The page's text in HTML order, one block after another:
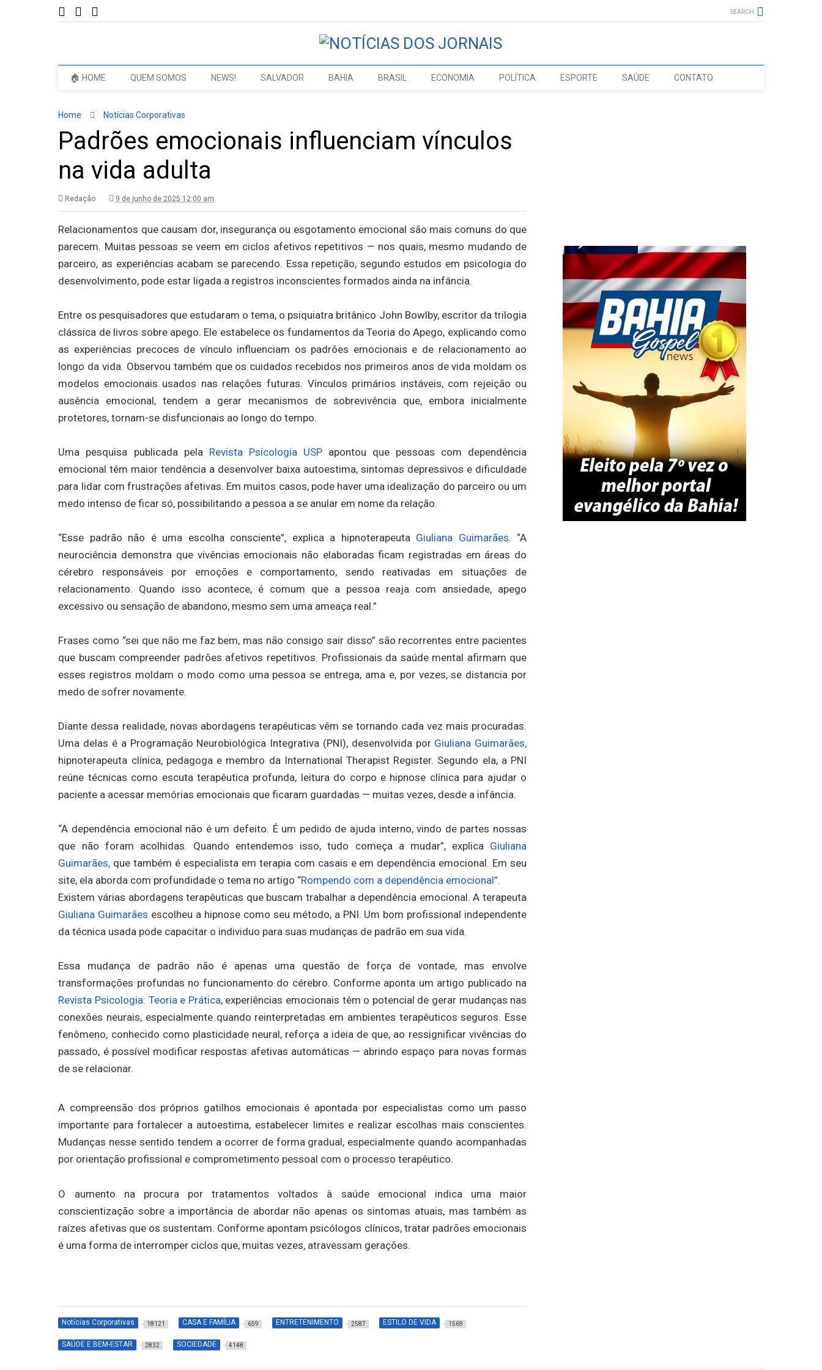
SEARCH
🏠 HOME QUEM SOMOS NEWS! SALVADOR BAHIA BRASIL ECONOMIA POLÍTICA ESPORTE SAÚDE CONTATO
Home Notícias Corporativas
Padrões emocionais influenciam vínculos
na vida adulta
Redação 9 de junho de 2025 12:00 am
Relacionamentos que causam dor, insegurança ou esgotamento emocional são mais comuns do que
parecem. Muitas pessoas se veem em ciclos afetivos repetitivos — nos quais, mesmo mudando de
parceiro, as experiências acabam se parecendo. Essa repetição, segundo estudos em psicologia do
desenvolvimento, pode estar ligada a registros inconscientes formados ainda na infância.
Entre os pesquisadores que estudaram o tema, o psiquiatra britânico John Bowlby, escritor da trilogia
clássica de livros sobre apego. Ele estabelece os fundamentos da Teoria do Apego, explicando como
as experiências precoces de vínculo influenciam os padrões emocionais e de relacionamento ao
longo da vida. Observou também que os cuidados recebidos nos primeiros anos de vida moldam os
modelos emocionais usados nas relações futuras. Vínculos primários instáveis, com rejeição ou
ausência emocional, tendem a gerar mecanismos de sobrevivência que, embora inicialmente
protetores, tornam-se disfuncionais ao longo do tempo.
Uma pesquisa publicada pela Revista Psicologia USPapontou que pessoas com dependência
emocional têm maior tendência a desenvolver baixa autoestima, sintomas depressivos e dificuldade
para lidar com frustrações afetivas. Em muitos casos, pode haver uma idealização do parceiro ou um
medo intenso de ficar só, possibilitando a pessoa a se anular em nome da relação.
“Esse padrão não é uma escolha consciente”, explica a hipnoterapeuta Giuliana Guimarães. “A
neurociência demonstra que vivências emocionais não elaboradas ficam registradas em áreas do
cérebro responsáveis por emoções e comportamento, sendo reativadas em situações de
relacionamento. Quando isso acontece, é comum que a pessoa reaja com ansiedade, apego
excessivo ou sensação de abandono, mesmo sem uma ameaça real.”
Frases como “sei que não me faz bem, mas não consigo sair disso” são recorrentes entre pacientes
que buscam compreender padrões afetivos repetitivos. Profissionais da saúde mental afirmam que
esses registros moldam o modo como uma pessoa se entrega, ama e, por vezes, se distancia por
medo de sofrer novamente.
Diante dessa realidade, novas abordagens terapêuticas vêm se tornando cada vez mais procuradas.
Uma delas é a Programação Neurobiológica Integrativa (PNI), desenvolvida por Giuliana Guimarães,
hipnoterapeuta clínica, pedagoga e membro da International Therapist Register. Segundo ela, a PNI
reúne técnicas como escuta terapêutica profunda, leitura do corpo e hipnose clínica para ajudar o
paciente a acessar memórias emocionais que ficaram guardadas — muitas vezes, desde a infância.
“A dependência emocional não é um defeito. É um pedido de ajuda interno, vindo de partes nossas
que não foram acolhidas. Quando entendemos isso, tudo começa a mudar”, explica Giuliana
Guimarães, que também é especialista em terapia com casais e em dependência emocional. Em seu
site, ela aborda com profundidade o tema no artigo “Rompendo com a dependência emocional”.
Existem várias abordagens terapêuticas que buscam trabalhar a dependência emocional. A terapeuta
Giuliana Guimarães escolheu a hipnose como seu método, a PNI. Um bom profissional independente
da técnica usada pode capacitar o individuo para suas mudanças de padrão em sua vida.
Essa mudança de padrão não é apenas uma questão de força de vontade, mas envolve
transformações profundas no funcionamento do cérebro. Conforme aponta um artigo publicado na
Revista Psicologia: Teoria e Prática, experiências emocionais têm o potencial de gerar mudanças nas
conexões neurais, especialmente quando reinterpretadas em ambientes terapêuticos seguros. Esse
fenômeno, conhecido como plasticidade neural, reforça a ideia de que, ao ressignificar vivências do
passado, é possível modificar respostas afetivas automáticas — abrindo espaço para novas formas
de se relacionar.
A compreensão dos próprios gatilhos emocionais é apontada por especialistas como um passo
importante para fortalecer a autoestima, estabelecer limites e realizar escolhas mais conscientes.
Mudanças nesse sentido tendem a ocorrer de forma gradual, especialmente quando acompanhadas
por orientação profissional e comprometimento pessoal com o processo terapêutico.
O aumento na procura por tratamentos voltados à saúde emocional indica uma maior
conscientização sobre a importância de abordar não apenas os sintomas atuais, mas também as
raízes afetivas que os sustentam. Conforme apontam psicólogos clínicos, tratar padrões emocionais
é uma forma de interromper ciclos que, muitas vezes, atravessam gerações.
Notícias Corporativas 18121 CASA E FAMÍLIA 659 ENTRETENIMENTO 2587 ESTILO DE VIDA 1569
SAÚDE E BEM-ESTAR 2832 SOCIEDADE 4148